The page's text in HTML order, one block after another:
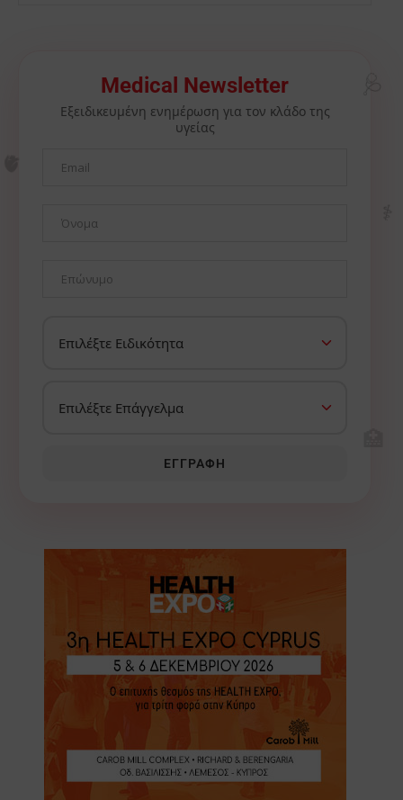
Medical Newsletter
Εξειδικευμένη ενημέρωση για τον κλάδο της
υγείας
ΕΓΓΡΑΦΉ